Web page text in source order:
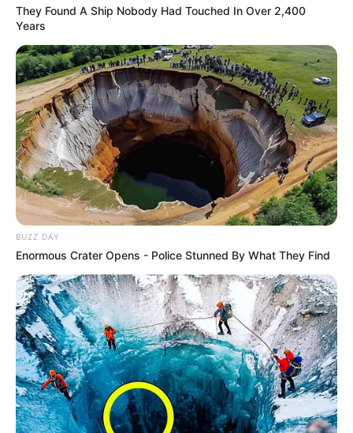
They Found A Ship Nobody Had Touched In Over 2,400
Years
BUZZ DAY
Enormous Crater Opens - Police Stunned By What They Find